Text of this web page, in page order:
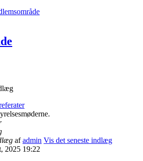
afadmin Vis det seneste indlæg
2025 19:22